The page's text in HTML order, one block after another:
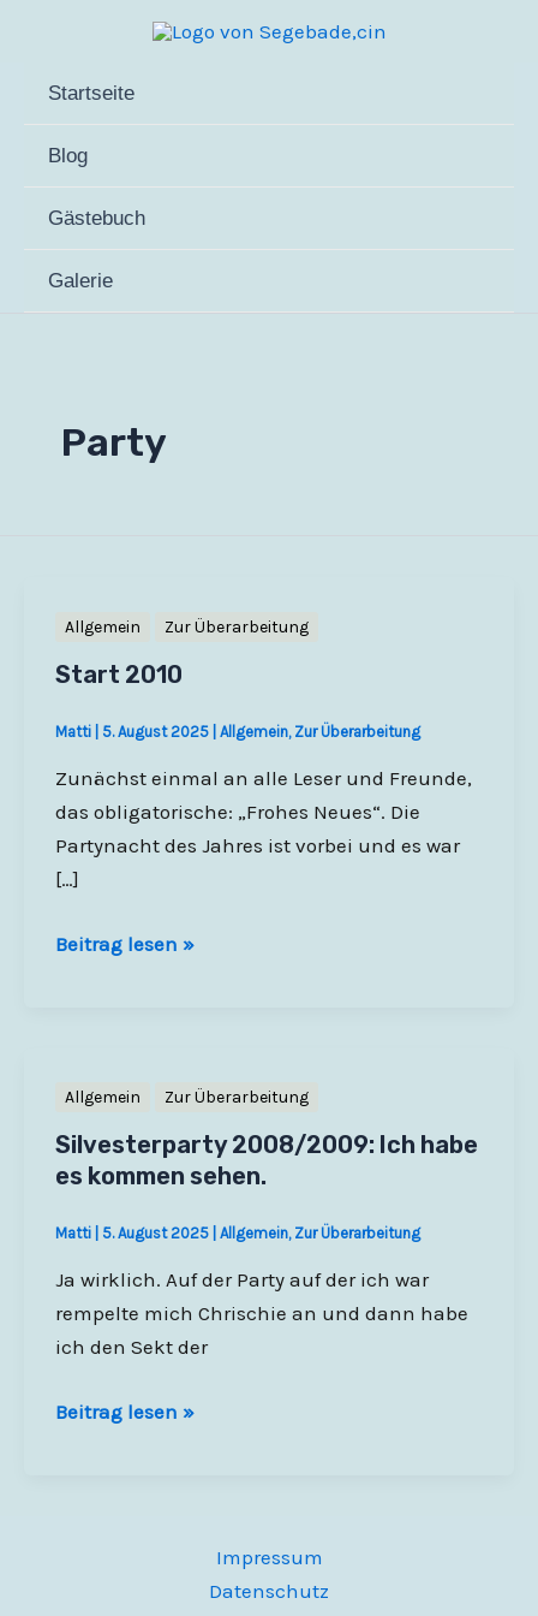
springenStartseite
Blog
Gästebuch
Galerie
Party
Allgemein Zur Überarbeitung
Start 2010
Matti 5. August 2025 Allgemein, Zur Überarbeitung
Zunächst einmal an alle Leser und Freunde,
das obligatorische: „Frohes Neues“. Die
Partynacht des Jahres ist vorbei und es war
[…]
Start
Beitrag lesen »
Allgemein Zur Überarbeitung
Silvesterparty 2008/2009: Ich habe
es kommen sehen.
Matti 5. August 2025 Allgemein, Zur Überarbeitung
Ja wirklich. Auf der Party auf der ich war
rempelte mich Chrischie an und dann habe
ich den Sekt der
Silvesterparty
Beitrag lesen »
Impressum
Datenschutz